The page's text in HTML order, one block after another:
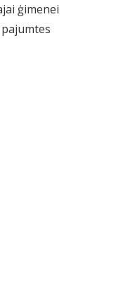
ģimenei